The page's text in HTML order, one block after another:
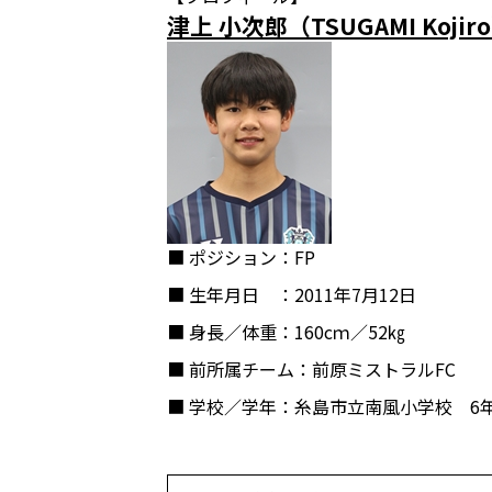
津上 小次郎（TSUGAMI
■ ポジション ：FP
■ 生年月日
：2011年7月12日
■ 身長／体重 ：160cｍ／52㎏
■ 前所属チーム ：前原ミストラルFC
■ 学校／学年 ：糸島市立南風小学校 6